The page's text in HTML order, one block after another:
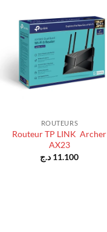
ROUTEURS
Routeur TP LINK Archer
AX23
11.100 د.ج